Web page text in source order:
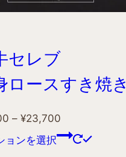
セレブ
ロースすき焼き
– ¥23,700
ョンを選択